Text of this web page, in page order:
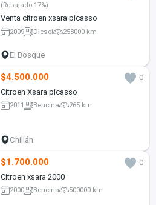
(Rebajado 17%)
Venta citroen xsara picasso
2009 Diesel 258000 km
El Bosque
$4.500.000
0
Citroen Xsara picasso
2011 Bencina 265 km
Chillán
$1.700.000
0
Citroen xsara 2000
2000 Bencina 500000 km